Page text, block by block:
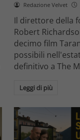
Redazione Velvet
Il direttore della
Robert
decimo film
possibili
definitivo a The
Leggi di più